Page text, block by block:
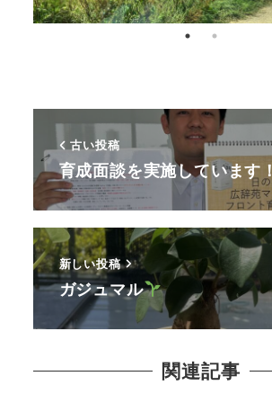
古い投稿
育成面談を実施しています！
新しい投稿
ガジュマル
関連記事